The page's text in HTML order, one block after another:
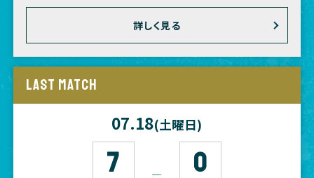
詳しく見る
LAST MATCH
07.18(土曜日)
7 ― 0